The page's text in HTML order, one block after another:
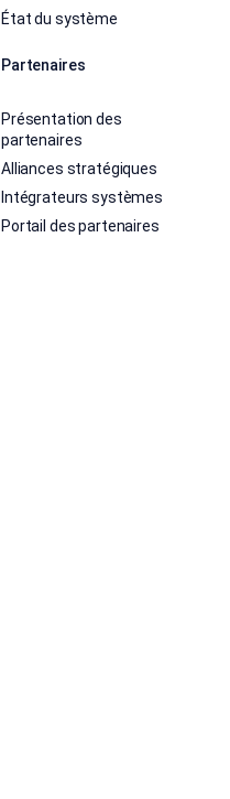
État du système
Partenaires
Présentation des
partenaires
Alliances stratégiques
Intégrateurs systèmes
Portail des partenaires